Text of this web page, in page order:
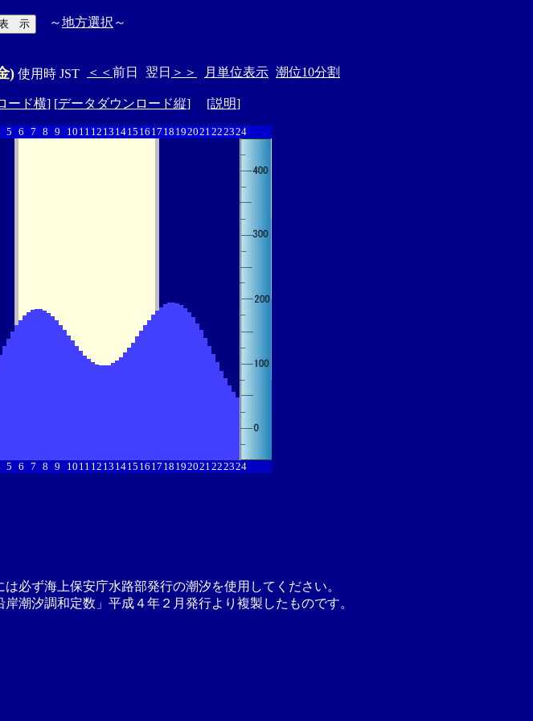
～地方選択 ～
) 使用時 JST ＜＜ 前日 翌日 ＞＞ 月単位表示 潮位10分割
ード横] [データダウンロード縦] [説明]
5 6 7 8 9 10 11 12 13 1415 16 17 18 192021222324
5 6 7 8 9 10 11 12 13 1415 16 17 18 192021222324
必ず海上保安庁水路部発行の潮汐を使用してください。
潮汐調和定数」平成４年２月発行より複製したものです。